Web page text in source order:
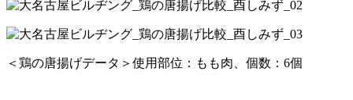
＜鶏の唐揚げデータ＞使用部位：もも肉、個数：6個